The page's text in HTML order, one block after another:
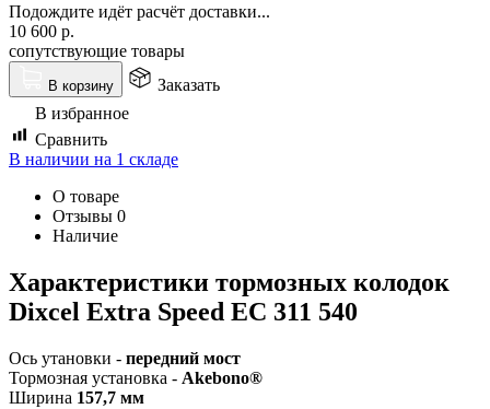
Подождите идёт расчёт доставки...
10 600 р.
сопутствующие товары
В корзину
Заказать
В избранное
Сравнить
В наличии на 1 складе
О товаре
Отзывы 0
Наличие
Характеристики тормозных колодок
Dixcel Extra Speed EC 311 540
Ось утановки - передний мост
Тормозная установка - Akebono®
Ширина 157,7 мм